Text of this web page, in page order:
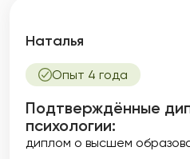
Наталья
Опыт 4 года
Подтверждённые
психологии:
диплом о высшем